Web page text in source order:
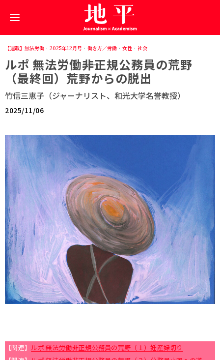
【連載】無法労働 · 2025年12月号 · 働き方／労働 · 女性 · 社会
ルポ 無法労働――非正規公務員の荒野
（最終回）荒野からの脱出
竹信三恵子（ジャーナリスト、和光大学名誉教授）
2025/11/06
【関連】ルポ 無法労働――非正規公務員の荒野（１）妊産婦切り